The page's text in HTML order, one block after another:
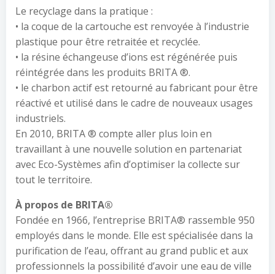
Le recyclage dans la pratique :
• la coque de la cartouche est renvoyée à l’industrie
plastique pour être retraitée et recyclée.
• la résine échangeuse d’ions est régénérée puis
réintégrée dans les produits BRITA ®.
• le charbon actif est retourné au fabricant pour être
réactivé et utilisé dans le cadre de nouveaux usages
industriels.
En 2010, BRITA ® compte aller plus loin en
travaillant à une nouvelle solution en partenariat
avec Eco-Systèmes afin d’optimiser la collecte sur
tout le territoire.
À propos de BRITA®
Fondée en 1966, l’entreprise BRITA® rassemble 950
employés dans le monde. Elle est spécialisée dans la
purification de l’eau, offrant au grand public et aux
professionnels la possibilité d’avoir une eau de ville